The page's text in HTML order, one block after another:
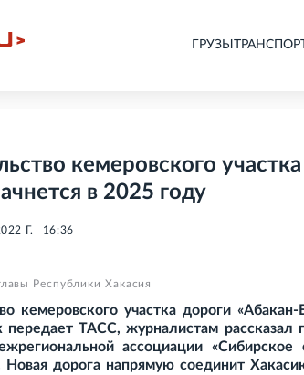
ГРУЗЫ
кемеровского
в 2025 году
Г. 16:36
Республики Хакасия
кемеровского участка дороги
ТАСС, журналистам рассказал
ассоциации
Новая дорога напрямую соединит